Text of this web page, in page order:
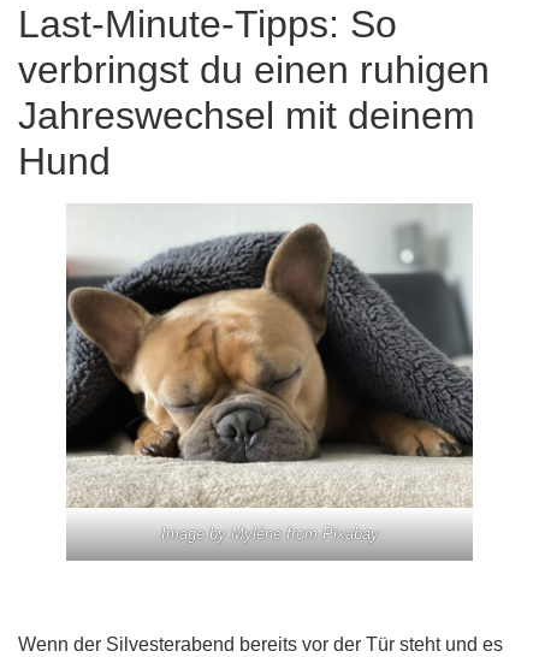
Last-Minute-Tipps: So
verbringst du einen ruhigen
Jahreswechsel mit deinem
Hund
Image byMylénefromPixabay
Wenn der Silvesterabend bereits vor der Tür steht und es